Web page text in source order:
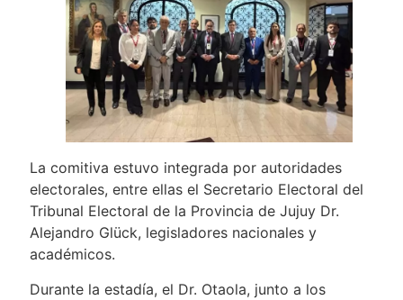
La comitiva estuvo integrada por autoridades
electorales, entre ellas el Secretario Electoral del
Tribunal Electoral de la Provincia de Jujuy Dr.
Alejandro Glück, legisladores nacionales y
académicos.
Durante la estadía, el Dr. Otaola, junto a los